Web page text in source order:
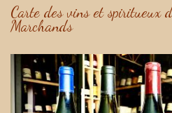
Carte des vins et spiritueux
Marchands